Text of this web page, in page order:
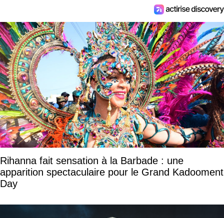
Rihanna fait sensation à la Barbade : une
apparition spectaculaire pour le Grand Kadooment
Day